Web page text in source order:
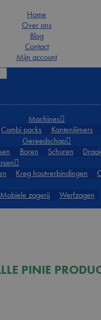
Home
Over ons
Blog
Contact
Mijn account
Machines
Combi packs Kantenlijmers
Gereedschap
Boren Schuren
Kreg houtverbindingen
Mobiele zagerij Werfzagen
PINIE